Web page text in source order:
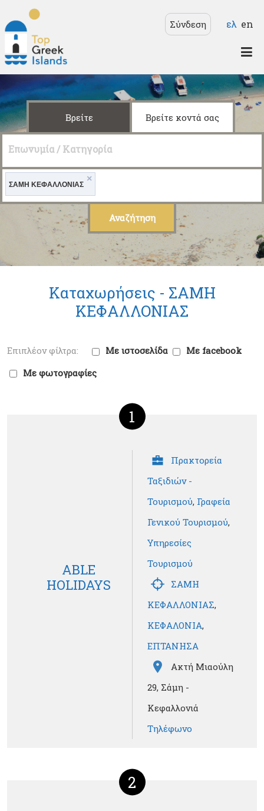
κυρίως περιεχόμενο
Top
Greek
Islands
Σύνδεση ελ en
Βρείτε Βρείτε κοντά σας
Επωνυμία / Κατηγορία
×
ΣΑΜΗ ΚΕΦΑΛΛΟΝΙΑΣ
Καταχωρήσεις - ΣΑΜΗ
ΚΕΦΑΛΛΟΝΙΑΣ
Με ιστοσελίδα
Με facebook
Με φωτογραφίες
1
ABLE
HOLIDAYS
Πρακτορεία
Ταξιδιών -
Τουρισμού, Γραφεία
Γενικού Τουρισμού,
Υπηρεσίες
Τουρισμού
ΣΑΜΗ
ΚΕΦΑΛΛΟΝΙΑΣ,
ΚΕΦΑΛΟΝΙΑ,
ΕΠΤΑΝΗΣΑ
Ακτή Μιαούλη
29, Σάμη -
Κεφαλλονιά
Τηλέφωνο
2